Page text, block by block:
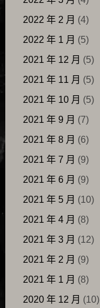
2022 年 2 月 (4)
2022 年 1 月 (5)
2021 年 12 月 (5)
2021 年 11 月 (5)
2021 年 10 月 (5)
2021 年 9 月 (7)
2021 年 8 月 (6)
2021 年 7 月 (9)
2021 年 6 月 (9)
2021 年 5 月 (10)
2021 年 4 月 (8)
2021 年 3 月 (12)
2021 年 2 月 (9)
2021 年 1 月 (8)
2020 年 12 月 (10)